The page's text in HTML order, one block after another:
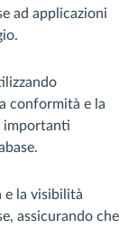
ad applicazioni
conformità e la
importanti
e la visibilità
assicurando che